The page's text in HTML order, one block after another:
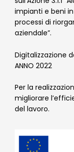
impianti e beni
processi di
aziendale”.
Digitalizzazione
ANNO 2022
Per la
migliorare
del lavoro.